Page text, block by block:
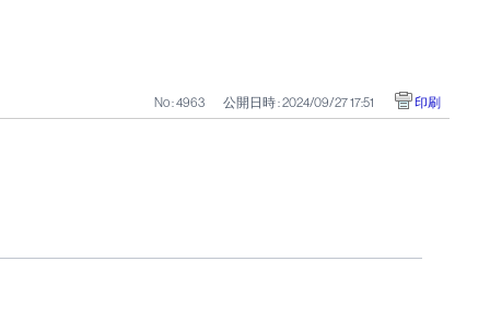
No : 4963 公開日時 : 2024/09/27 17:51 印刷